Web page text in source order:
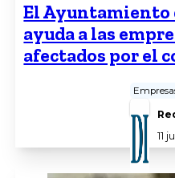
El Ayuntamiento
ayuda a las
afectados por el
11